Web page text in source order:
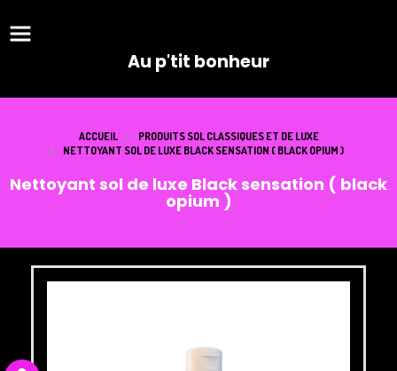
Au p'tit bonheur
ACCUEIL
PRODUITS SOL CLASSIQUES ET DE LUXE
NETTOYANT SOL DE LUXE BLACK SENSATION ( BLACK OPIUM )
Nettoyant sol de luxe Black sensation ( black
opium )